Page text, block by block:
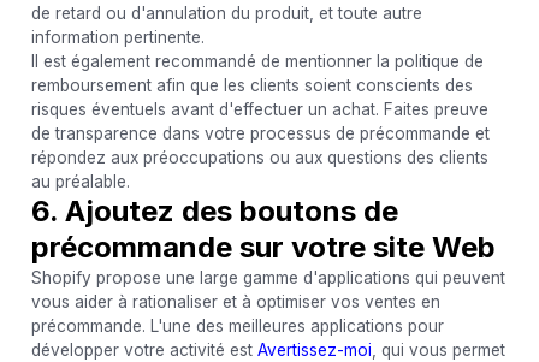
de retard ou d'annulation du produit, et toute autre
information pertinente.
Il est également recommandé de mentionner la politique de
remboursement afin que les clients soient conscients des
risques éventuels avant d'effectuer un achat. Faites preuve
de transparence dans votre processus de précommande et
répondez aux préoccupations ou aux questions des clients
au préalable.
6. Ajoutez des boutons de
précommande sur votre site Web
Shopify propose une large gamme d'applications qui peuvent
vous aider à rationaliser et à optimiser vos ventes en
précommande. L'une des meilleures applications pour
développer votre activité est Avertissez-moi , qui vous permet